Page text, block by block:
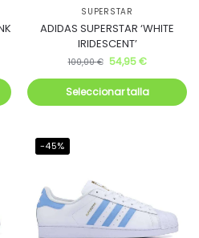
SUPERSTAR
ADIDAS SUPERSTAR ‘WHITE
IRIDESCENT’
100,00€ 54,95€
Seleccionar talla
-45%